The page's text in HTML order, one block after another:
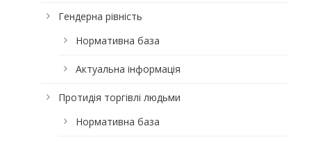
Гендерна рівність
Нормативна база
Актуальна інформація
Протидія торгівлі людьми
Нормативна база